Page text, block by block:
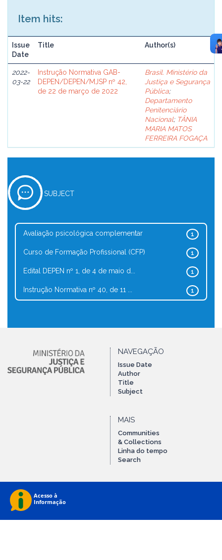
Item hits:
Issue
Date
Title Author(s)
2022-
03-22
Instrução Normativa GAB-
DEPEN/DEPEN/MJSP nº 42,
de 22 de março de 2022
Brasil. Ministério da
Justiça e Segurança
Pública;
Departamento
Penitenciário
Nacional; TÂNIA
MARIA MATOS
FERREIRA FOGAÇA
SUBJECT
1
Avaliação psicológica complementar
1
Curso de Formação Profissional (CFP)
1
Edital DEPEN nº 1, de 4 de maio d...
1
Instrução Normativa nº 40, de 11 ...
NAVEGAÇÃO
Issue Date
Author
Title
Subject
MAIS
Communities
& Collections
Linha do tempo
Search